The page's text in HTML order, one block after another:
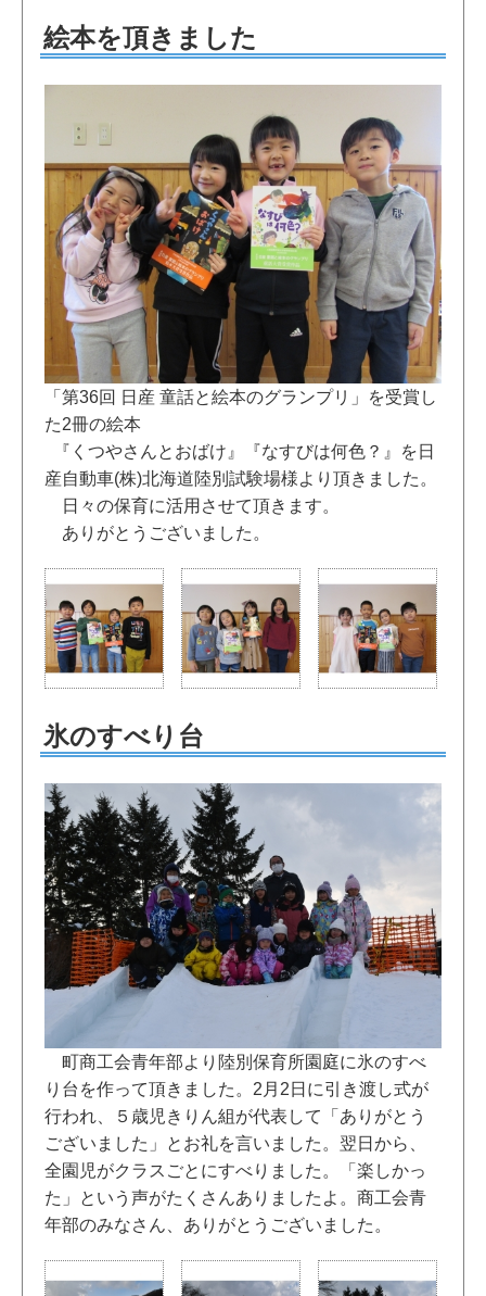
絵本を頂きました
「第36回 日産 童話と絵本のグランプリ」を受賞し
た2冊の絵本
『くつやさんとおばけ』『なすびは何色？』を日
産自動車(株)北海道陸別試験場様より頂きました。
日々の保育に活用させて頂きます。
ありがとうございました。
氷のすべり台
町商工会青年部より陸別保育所園庭に氷のすべ
り台を作って頂きました。2月2日に引き渡し式が
行われ、５歳児きりん組が代表して「ありがとう
ございました」とお礼を言いました。翌日から、
全園児がクラスごとにすべりました。「楽しかっ
た」という声がたくさんありましたよ。商工会青
年部のみなさん、ありがとうございました。